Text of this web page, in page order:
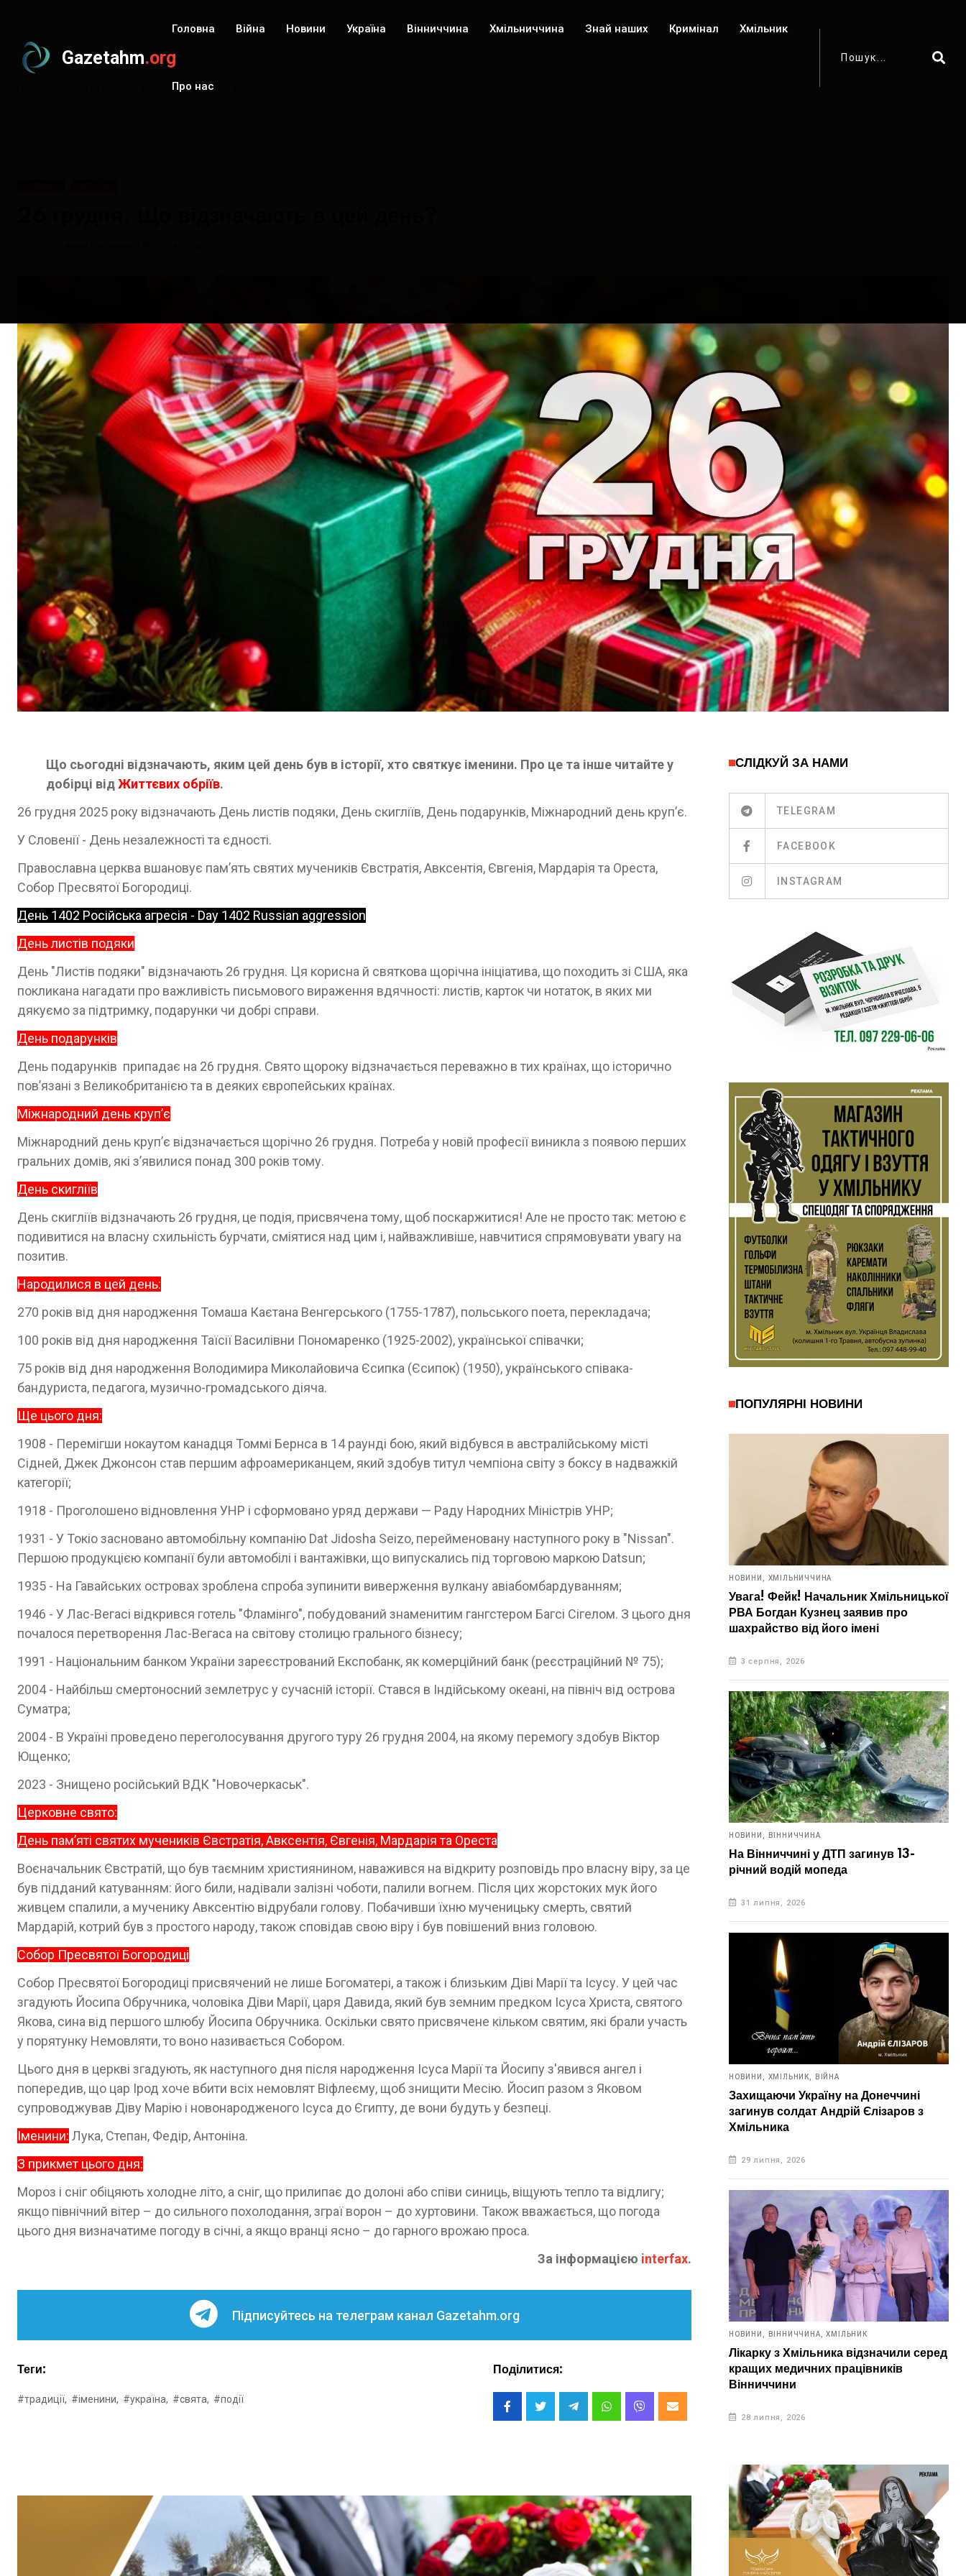
Gazetahm.org
Головна Війна Новини Україна Вінниччина Хмільниччина Знай наших Кримінал Хмільник
Про нас
26 грудня. Що відзначають в цей день?
Що сьогодні відзначають, яким цей день був в історії, хто святкує іменини. Про це та інше читайте у
добірці відЖиттєвих обріїв.
26 грудня 2025 року відзначають День листів подяки, День скигліїв, День подарунків, Міжнародний день круп’є.
У Словенії - День незалежності та єдності.
Православна церква вшановує пам’ять святих мучеників Євстратія, Авксентія, Євгенія, Мардарія та Ореста,
Собор Пресвятої Богородиці.
День 1402 Російська агресія - Day 1402 Russian aggression
День листів подяки
День "Листів подяки" відзначають 26 грудня. Ця корисна й святкова щорічна ініціатива, що походить зі США, яка
покликана нагадати про важливість письмового вираження вдячності: листів, карток чи нотаток, в яких ми
дякуємо за підтримку, подарунки чи добрі справи.
День подарунків
День подарунків припадає на 26 грудня. Свято щороку відзначається переважно в тих країнах, що історично
пов’язані з Великобританією та в деяких європейських країнах.
Міжнародний день круп’є
Міжнародний день круп’є відзначається щорічно 26 грудня. Потреба у новій професії виникла з появою перших
гральних домів, які з’явилися понад 300 років тому.
День скигліїв
День скигліїв відзначають 26 грудня, це подія, присвячена тому, щоб поскаржитися! Але не просто так: метою є
подивитися на власну схильність бурчати, сміятися над цим і, найважливіше, навчитися спрямовувати увагу на
позитив.
Народилися в цей день:
270 років від дня народження Томаша Каєтана Венгерського (1755-1787), польського поета, перекладача;
100 років від дня народження Таїсії Василівни Пономаренко (1925-2002), української співачки;
75 років від дня народження Володимира Миколайовича Єсипка (Єсипок) (1950), українського співака-
бандуриста, педагога, музично-громадського діяча.
Ще цього дня:
1908 - Перемігши нокаутом канадця Томмі Бернса в 14 раунді бою, який відбувся в австралійському місті
Сідней, Джек Джонсон став першим афроамериканцем, який здобув титул чемпіона світу з боксу в надважкій
категорії;
1918 - Проголошено відновлення УНР і сформовано уряд держави — Раду Народних Міністрів УНР;
1931 - У Токіо засновано автомобільну компанію Dat Jidosha Seizo, перейменовану наступного року в "Nissan".
Першою продукцією компанії були автомобілі і вантажівки, що випускались під торговою маркою Datsun;
1935 - На Гавайських островах зроблена спроба зупинити виверження вулкану авіабомбардуванням;
1946 - У Лас-Вегасі відкрився готель "Фламінго", побудований знаменитим гангстером Багсі Сігелом. З цього дня
почалося перетворення Лас-Вегаса на світову столицю грального бізнесу;
1991 - Національним банком України зареєстрований Експобанк, як комерційний банк (реєстраційний № 75);
2004 - Найбільш смертоносний землетрус у сучасній історії. Стався в Індійському океані, на північ від острова
Суматра;
2004 - В Україні проведено переголосування другого туру 26 грудня 2004, на якому перемогу здобув Віктор
Ющенко;
2023 - Знищено російський ВДК "Новочеркаськ".
Церковне свято:
День пам’яті святих мучеників Євстратія, Авксентія, Євгенія, Мардарія та Ореста
Воєначальник Євстратій, що був таємним християнином, наважився на відкриту розповідь про власну віру, за це
був підданий катуванням: його били, надівали залізні чоботи, палили вогнем. Після цих жорстоких мук його
живцем спалили, а мученику Авксентію відрубали голову. Побачивши їхню мученицьку смерть, святий
Мардарій, котрий був з простого народу, також сповідав свою віру і був повішений вниз головою.
Собор Пресвятої Богородиці
Собор Пресвятої Богородиці присвячений не лише Богоматері, а також і близьким Діві Марії та Ісусу. У цей час
згадують Йосипа Обручника, чоловіка Діви Марії, царя Давида, який був земним предком Ісуса Христа, святого
Якова, сина від першого шлюбу Йосипа Обручника. Оскільки свято присвячене кільком святим, які брали участь
у порятунку Немовляти, то воно називається Собором.
Цього дня в церкві згадують, як наступного дня після народження Ісуса Марії та Йосипу з'явився ангел і
попередив, що цар Ірод хоче вбити всіх немовлят Віфлеєму, щоб знищити Месію. Йосип разом з Яковом
супроводжував Діву Марію і новонародженого Ісуса до Єгипту, де вони будуть у безпеці.
Іменини: Лука, Степан, Федір, Антоніна.
З прикмет цього дня:
Мороз і сніг обіцяють холодне літо, а сніг, що прилипає до долоні або співи синиць, віщують тепло та відлигу;
якщо північний вітер – до сильного похолодання, зграї ворон – до хуртовини. Також вважається, що погода
цього дня визначатиме погоду в січні, а якщо вранці ясно – до гарного врожаю проса.
За інформацією interfax.
Підписуйтесь на телеграм канал Gazetahm.org
Теги:
#традиції, #іменини, #україна, #свята, #події
Поділитися:
СЛІДКУЙ ЗА НАМИ
TELEGRAM
FACEBOOK
INSTAGRAM
ПОПУЛЯРНІ НОВИНИ
НОВИНИ, ХМІЛЬНИЧЧИНА
Увага! Фейк! Начальник Хмільницької
РВА Богдан Кузнец заявив про
шахрайство від його імені
3 серпня, 2026
НОВИНИ, ВІННИЧЧИНА
На Вінниччині у ДТП загинув 13-
річний водій мопеда
31 липня, 2026
НОВИНИ, ХМІЛЬНИК, ВІЙНА
Захищаючи Україну на Донеччині
загинув солдат Андрій Єлізаров з
Хмільника
29 липня, 2026
НОВИНИ, ВІННИЧЧИНА, ХМІЛЬНИК
Лікарку з Хмільника відзначили серед
кращих медичних працівників
Вінниччини
28 липня, 2026